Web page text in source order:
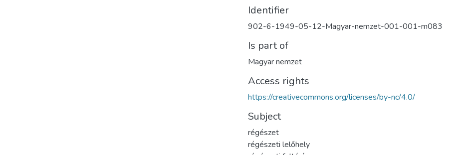
Identifier
902-6-1949-05-12-Magyar-nemzet-001-001-m083
Is part of
Magyar nemzet
Access rights
https://creativecommons.org/licenses/by-nc/4.0/
Subject
régészet
régészeti lelőhely